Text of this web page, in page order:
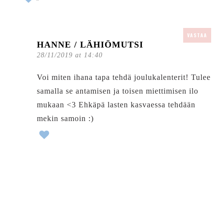
HANNE / LÄHIÖMUTSI
28/11/2019 at 14:40
VASTAA
Voi miten ihana tapa tehdä joulukalenterit! Tulee
samalla se antamisen ja toisen miettimisen ilo
mukaan <3 Ehkäpä lasten kasvaessa tehdään
mekin samoin :)